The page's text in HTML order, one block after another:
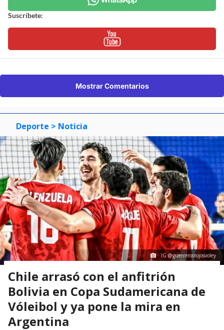
Suscríbete:
Mostrar Comentarios
Deporte > Noticia
IG @guerrerosrojosvoley
Chile arrasó con el anfitrión
Bolivia en Copa Sudamericana de
Vóleibol y ya pone la mira en
Argentina